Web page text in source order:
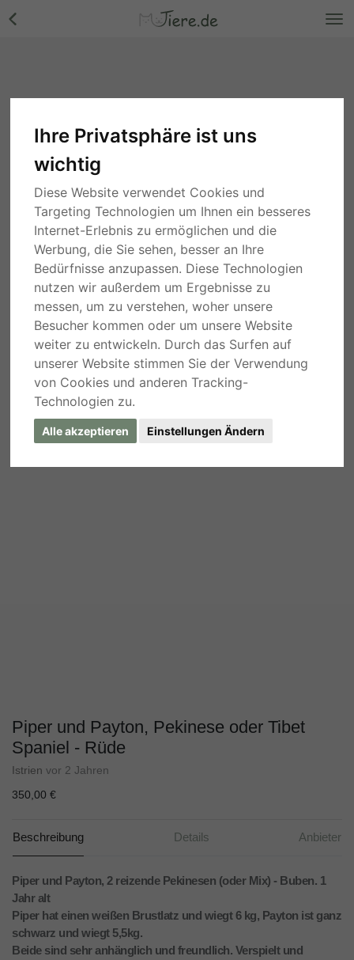
Ihre Privatsphäre ist uns
wichtig
Diese Website verwendet Cookies und
Targeting Technologien um Ihnen ein besseres
Internet-Erlebnis zu ermöglichen und die
Werbung, die Sie sehen, besser an Ihre
Bedürfnisse anzupassen. Diese Technologien
nutzen wir außerdem um Ergebnisse zu
messen, um zu verstehen, woher unsere
Besucher kommen oder um unsere Website
weiter zu entwickeln. Durch das Surfen auf
unserer Website stimmen Sie der Verwendung
von Cookies und anderen Tracking-
Technologien zu.
Alle akzeptieren Einstellungen Ändern
Piper und Payton, Pekinese oder Tibet
Spaniel - Rüde
Istrien vor 2 Jahren
350,00 €
Beschreibung Details Anbieter
Piper und Payton, 2 reizende Pekinesen (oder Mix) - Buben. 1
Jahr alt
Piper hat einen weißen Brustlatz und wiegt 6 kg, Payton ist ganz
schwarz und wiegt 5,5kg.
Beide sind sehr anhänglich und freundlich. Verspielt und